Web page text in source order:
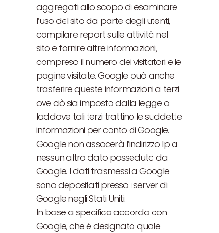
aggregati allo scopo di esaminare
l’uso del sito da parte degli utenti,
compilare report sulle attività nel
sito e fornire altre informazioni,
compreso il numero dei visitatori e le
pagine visitate. Google può anche
trasferire queste informazioni a terzi
ove ciò sia imposto dalla legge o
laddove tali terzi trattino le suddette
informazioni per conto di Google.
Google non assocerà l’indirizzo Ip a
nessun altro dato posseduto da
Google. I dati trasmessi a Google
sono depositati presso i server di
Google negli Stati Uniti.
In base a specifico accordo con
Google, che è designato quale